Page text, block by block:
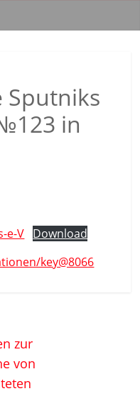
Sputniks
in
e-V Download
key@8066
zur
von